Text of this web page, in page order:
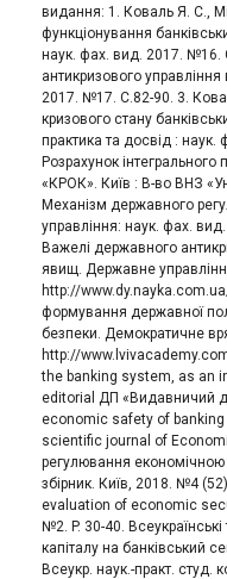
видання: 1. Коваль Я. С.,
функціонування
наук. фах. вид. 2017. №16.
антикризового управління
2017. №17. С.82-90. 3.
кризового стану
практика та досвід :
Розрахунок
«КРОК». Київ : В-во ВНЗ
Механізм державного
управління: наук. фах.
Важелі державного
явищ. Державне
http://
формування державної
безпеки. Демократичне
http://
the banking system, as an
editorial ДП «Видавничий
economic safety of
scientific journal of
регулювання економічною
збірник. Київ, 2018. №4
evaluation of economic
№2. P. 30-40.
капіталу на банківський
Всеукр. наук.-практ. студ.